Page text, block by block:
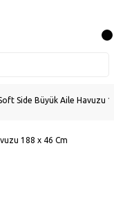
Side Büyük Aile Havuzu